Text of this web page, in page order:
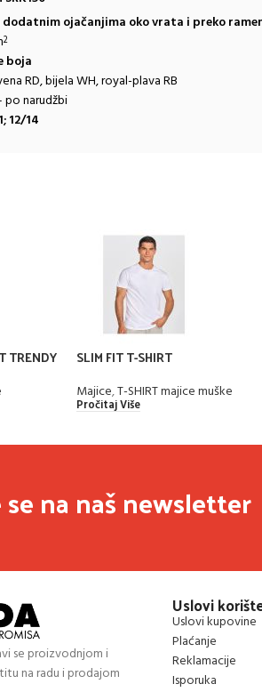
dodatnim ojačanjima oko vrata i preko
2
boja
RD, bijela WH, royal-plava RB
narudžbi
12/14
TRENDY SLIM FIT T-SHIRT
Majice,T-SHIRT majice muške
Pročitaj Više
na naš newsletter
se proizvodnjom i
na radu i prodajom
Uslovi
Uslovi kupovine
Plaćanje
Reklamacije
Isporuka